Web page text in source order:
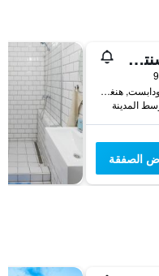
مافيريك سنترال ماركيت
Lónyay u. 31., بودابست, هنغاريا
الصفقة